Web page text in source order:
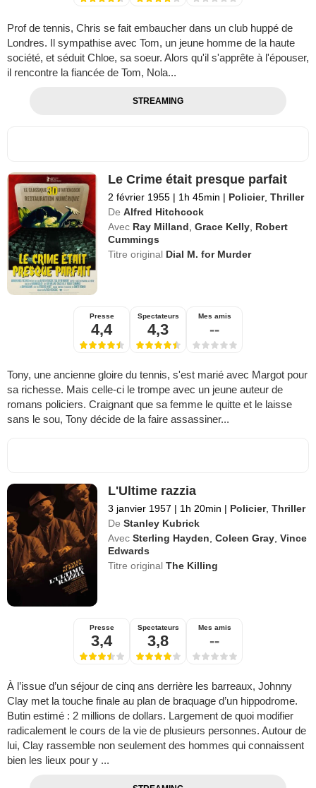
Prof de tennis, Chris se fait embaucher dans un club huppé de
Londres. Il sympathise avec Tom, un jeune homme de la haute
société, et séduit Chloe, sa soeur. Alors qu'il s'apprête à l'épouser,
il rencontre la fiancée de Tom, Nola...
STREAMING
Le Crime était presque parfait
2 février 1955 | 1h 45min | Policier,Thriller
De Alfred Hitchcock
Avec Ray Milland,Grace Kelly, Robert
Cummings
Titre original Dial M. for Murder
Presse
4,4
Spectateurs
4,3
Mes amis
--
Tony, une ancienne gloire du tennis, s'est marié avec Margot pour
sa richesse. Mais celle-ci le trompe avec un jeune auteur de
romans policiers. Craignant que sa femme le quitte et le laisse
sans le sou, Tony décide de la faire assassiner...
L'Ultime razzia
3 janvier 1957 | 1h 20min | Policier,Thriller
De Stanley Kubrick
Avec Sterling Hayden,Coleen Gray,Vince
Edwards
Titre originalThe Killing
Presse
3,4
Spectateurs
3,8
Mes amis
--
À l’issue d’un séjour de cinq ans derrière les barreaux, Johnny
Clay met la touche finale au plan de braquage d’un hippodrome.
Butin estimé : 2 millions de dollars. Largement de quoi modifier
radicalement le cours de la vie de plusieurs personnes. Autour de
lui, Clay rassemble non seulement des hommes qui connaissent
bien les lieux pour y ...